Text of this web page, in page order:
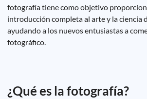
fotografía tiene como objetivo
introducción completa al arte y la ciencia
ayudando a los nuevos entusiastas a
fotográfico.
¿Qué es la fotografía?